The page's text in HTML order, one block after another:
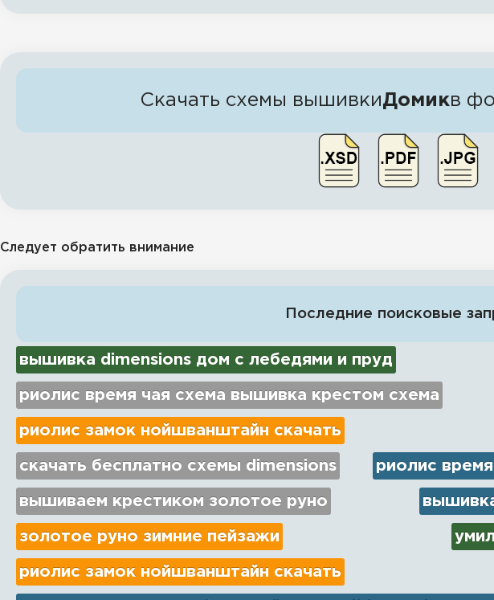
Скачать схемы вышивкиДомикв
Следует обратить внимание
Последние поисковые
вышивка dimensions дом с лебедями и пруд
риолис время чая схема вышивка крестом схема
риолис замок нойшванштайн скачать
скачать бесплатно схемы dimensions риолис
вышиваем крестиком золотое руно
золотое руно зимние пейзажи
риолис замок нойшванштайн скачать